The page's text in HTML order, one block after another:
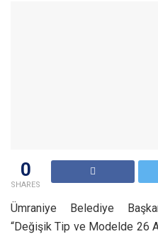
0
SHARES
Ümraniye Belediye
“Değişik Tip ve Modelde 26